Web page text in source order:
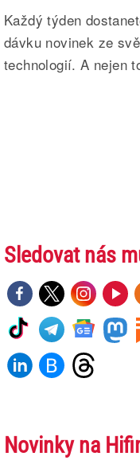
Každý týden
dávku novinek ze
technologií. A nejen
Sledovat nás
Novinky na